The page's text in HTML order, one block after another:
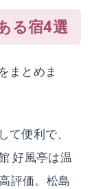
る宿4選
まとめま
便利で、
好風亭は温
評価。松島